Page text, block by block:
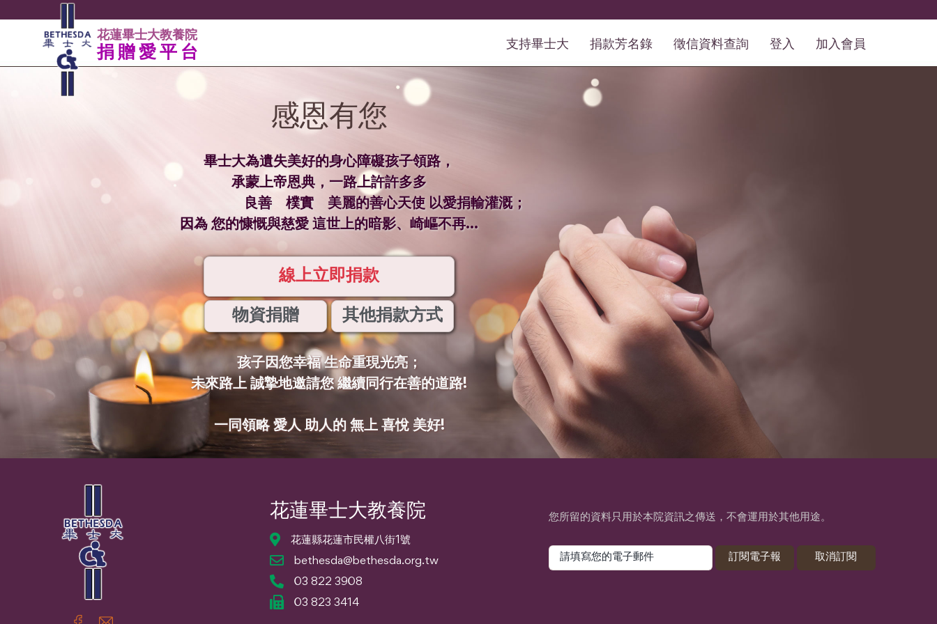
花蓮畢士大教養院
捐贈愛平台
支持畢士大 捐款芳名錄 徵信資料查詢 登入 加入會員
感恩有您
畢士大為遺失美好的身心障礙孩子領路，
承蒙上帝恩典，一路上許許多多
良善 樸實 美麗的善心天使 以愛捐輸灌溉；
因為 您的慷慨與慈愛 這世上的暗影、崎嶇不再...
線上立即捐款
物資捐贈 其他捐款方式
孩子因您幸福 生命重現光亮；
未來路上 誠摯地邀請您 繼續同行在善的道路!
一同領略 愛人 助人的 無上 喜悅 美好!
花蓮畢士大教養院
花蓮縣花蓮市民權八街1號
bethesda@bethesda.org.tw
03 822 3908
03 823 3414
您所留的資料只用於本院資訊之傳送，不會運用於其他用途。
訂閱電子報 取消訂閱